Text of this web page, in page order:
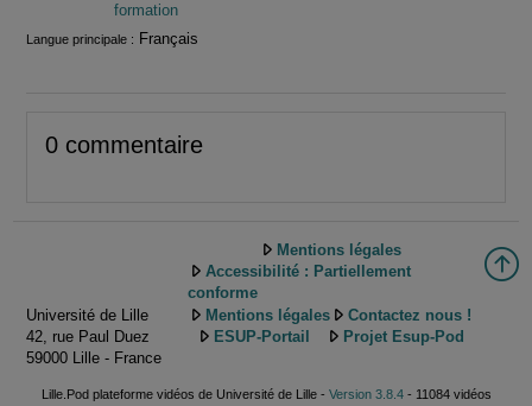
formation
Langue principale : Français
0 commentaire
Université de Lille
42, rue Paul Duez
59000 Lille - France
Mentions légales
Accessibilité : Partiellement
conforme
Mentions légales
Contactez nous !
ESUP-Portail
Projet Esup-Pod
Lille.Pod plateforme vidéos de Université de Lille - Version 3.8.4- 11084 vidéos